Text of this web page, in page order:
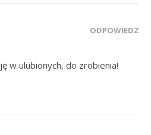
ODPOWIEDZ
w ulubionych, do zrobienia!